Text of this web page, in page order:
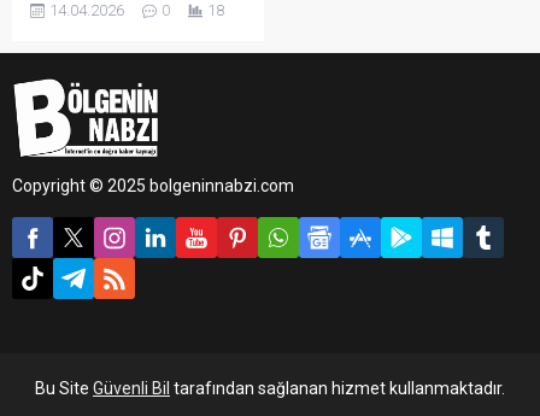
hizmetlerine bir yenisini
altına alınan hasta, başarılı
geçen operasyonun
ardından sağlığına
14.04.2026 0 18
Copyright © 2025 bolgeninnabzi.com
Bu Site Güvenli Bil tarafından sağlanan hizmet kullanmaktadır.